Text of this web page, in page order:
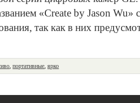
«Create by Jason Wu»
так как в них
,портативные,ярко